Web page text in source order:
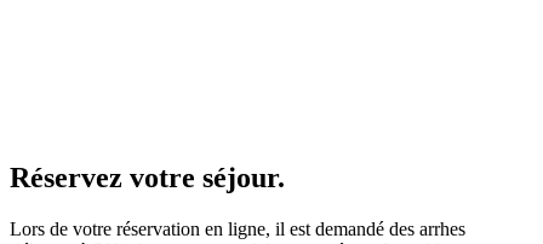
Réservez votre séjour.
Lors de votre réservation en ligne, il est demandé des arrhes